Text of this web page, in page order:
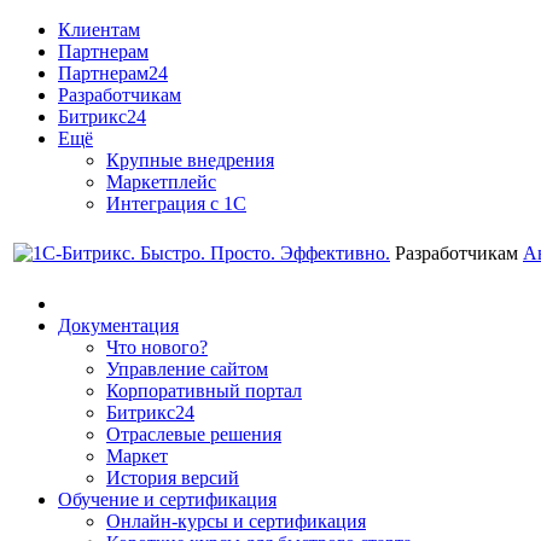
Клиентам
Партнерам
Партнерам24
Разработчикам
Битрикс24
Ещё
Крупные внедрения
Маркетплейс
Интеграция с 1С
Разработчикам
Документация
Что нового?
Управление сайтом
Корпоративный портал
Битрикс24
Отраслевые решения
Маркет
История версий
Обучение и сертификация
Онлайн-курсы и сертификация